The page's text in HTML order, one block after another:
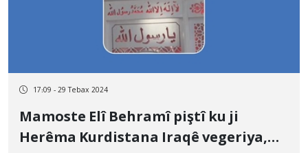
17:09 - 29 Tebax 2024
Mamoste Elî Behramî piştî ku ji
Herêma Kurdistana Iraqê vegeriya,